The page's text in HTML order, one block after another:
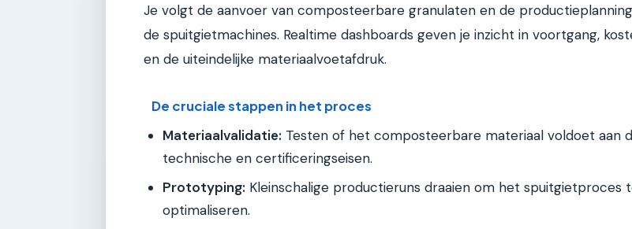
Je volgt de aanvoer van composteerbare granulaten en de
de spuitgietmachines. Realtime dashboards geven je inzicht in voortgang,
en de uiteindelijke materiaalvoetafdruk.
De cruciale stappen in het proces
Materiaalvalidatie: Testen of het composteerbare materiaal voldoet aan
technische en certificeringseisen.
Prototyping: Kleinschalige productieruns draaien om het spuitgietproces
optimaliseren.